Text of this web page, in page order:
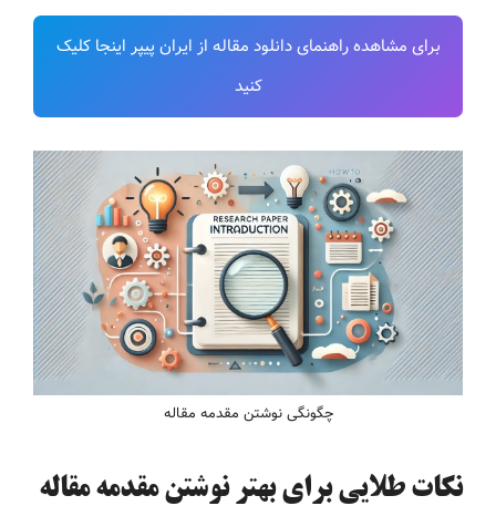
برای مشاهده راهنمای دانلود مقاله از ایران پیپر اینجا کلیک
کنید
چگونگی نوشتن مقدمه مقاله
نکات طلایی برای بهتر نوشتن مقدمه مقاله